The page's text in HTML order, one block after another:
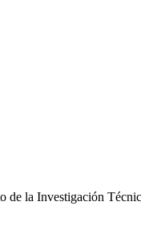
de la Investigación